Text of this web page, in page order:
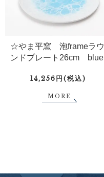
☆やま平窯 泡frameラウ
ンドプレート26cm blue
14,256円(税込)
MORE